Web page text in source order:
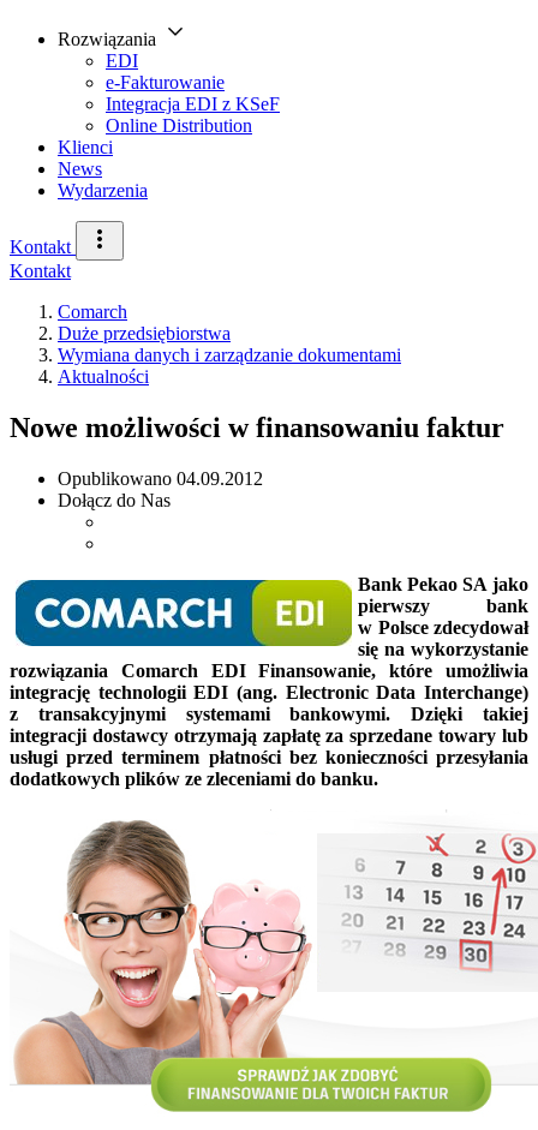
Rozwiązania
EDI
e-Fakturowanie
Integracja EDI z KSeF
Online Distribution
Klienci
News
Wydarzenia
Kontakt
Kontakt
Comarch
Duże przedsiębiorstwa
Wymiana danych i zarządzanie dokumentami
Aktualności
Nowe możliwości w finansowaniu faktur
Opublikowano 04.09.2012
Dołącz do Nas
Bank Pekao SA jako
pierwszy bank
w Polsce zdecydował
się na wykorzystanie
rozwiązania Comarch EDI Finansowanie, które umożliwia
integrację technologii EDI (ang. Electronic Data Interchange)
z transakcyjnymi systemami bankowymi. Dzięki takiej
integracji dostawcy otrzymają zapłatę za sprzedane towary lub
usługi przed terminem płatności bez konieczności przesyłania
dodatkowych plików ze zleceniami do banku.